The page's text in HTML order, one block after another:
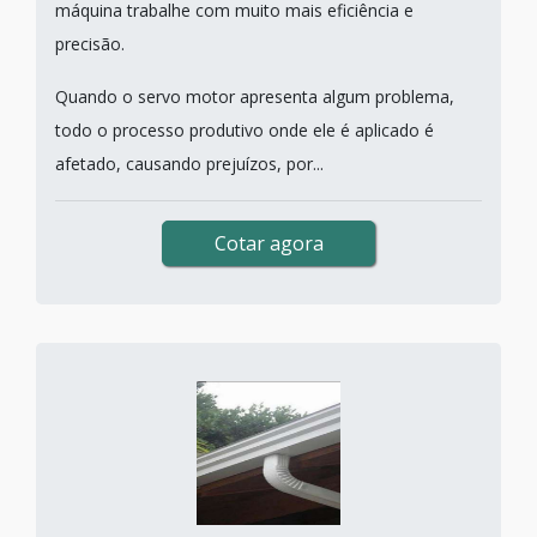
máquina trabalhe com muito mais eficiência e
precisão.
Quando o servo motor apresenta algum problema,
todo o processo produtivo onde ele é aplicado é
afetado, causando prejuízos, por...
Cotar agora